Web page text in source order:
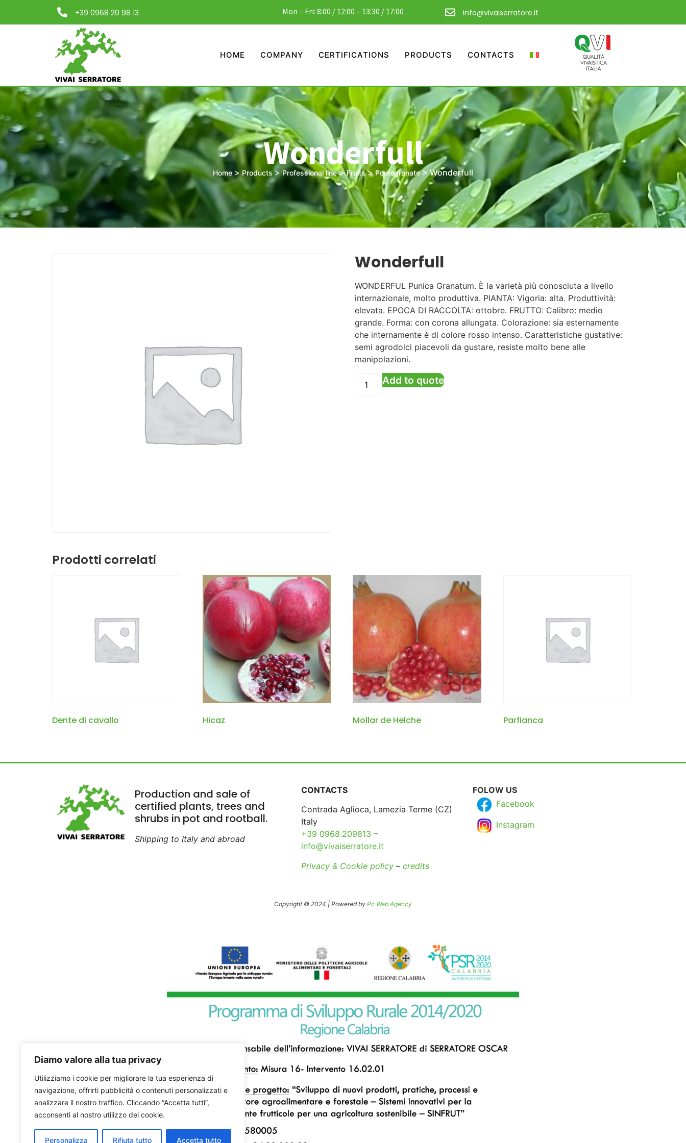
Diamo valore alla tua privacy
Utilizziamo i cookie per migliorare la tua esperienza di
navigazione, offrirti pubblicità o contenuti personalizzati e
analizzare il nostro traffico. Cliccando “Accetta tutti”,
acconsenti al nostro utilizzo dei cookie.
Personalizza Rifiuta tutto Accetta tutto
+39 0968 20 98 13 Mon – Fri: 8:00 / 12:00 – 13:30 / 17:00 info@vivaiserratore.it
HOME COMPANY CERTIFICATIONS PRODUCTS CONTACTS
Wonderfull
Home >Products>Professional line>Fruits>Pomegranate>Wonderfull
Wonderfull
WONDERFUL Punica Granatum. È la varietà più conosciuta a livello
internazionale, molto produttiva. PIANTA: Vigoria: alta. Produttività:
elevata. EPOCA DI RACCOLTA: ottobre. FRUTTO: Calibro: medio
grande. Forma: con corona allungata. Colorazione: sia esternamente
che internamente è di colore rosso intenso. Caratteristiche gustative:
semi agrodolci piacevoli da gustare, resiste molto bene alle
manipolazioni.
Add to quote
Prodotti correlati
Dente di cavallo Hicaz Mollar de Helche Parfianca
Production and sale of
certified plants, trees and
shrubs in pot and rootball.
Shipping to Italy and abroad
CONTACTS
Contrada Aglioca, Lamezia Terme (CZ)
Italy
+39 0968.209813 –
info@vivaiserratore.it
Privacy & Cookie policy– credits
FOLOW US
Facebook
Instagram
Copyright © 2024 | Powered by Pc Web Agency